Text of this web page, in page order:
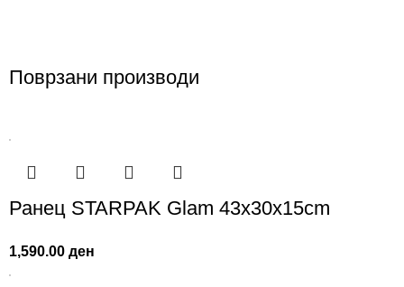
Поврзани производи
Ранец STARPAK Glam 43x30x15cm
1,590.00ден